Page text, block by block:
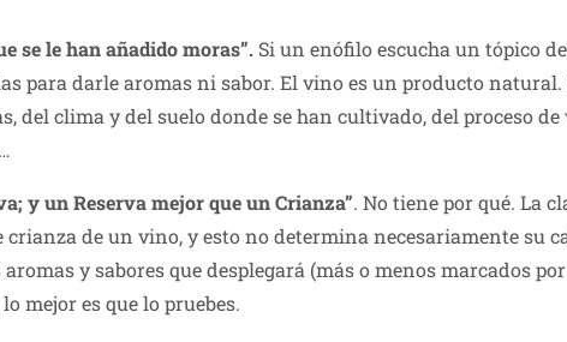
se le han añadido moras”. Si un enófilo escucha un tópico
para darle aromas ni sabor. El vino es un producto
del clima y del suelo donde se han cultivado, del proceso
y un Reserva mejor que un Crianza”. No tiene por qué. La
de un vino, y esto no determina necesariamente su
y sabores que desplegará (más o menos marcados
mejor es que lo pruebes.